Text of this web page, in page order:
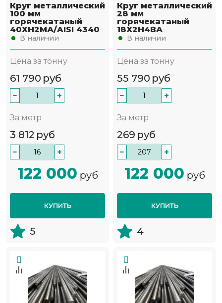
Круг металлический
100 мм
горячекатаный
40ХН2МА/AISI 4340
В наличии
Цена за тонну
61 790 руб
− +
За метр
3 812 руб
− +
122 000 руб
КУПИТЬ
5
Круг металлический
28 мм
горячекатаный
18Х2Н4ВА
В наличии
Цена за тонну
55 790 руб
− +
За метр
269 руб
− +
122 000 руб
КУПИТЬ
4